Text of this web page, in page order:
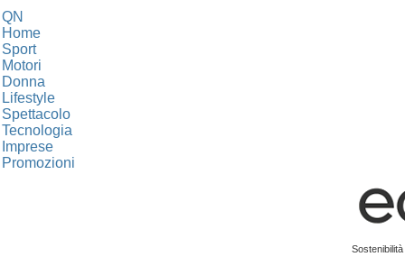
QN
Home
Sport
Motori
Donna
Lifestyle
Spettacolo
Tecnologia
Imprese
Promozioni